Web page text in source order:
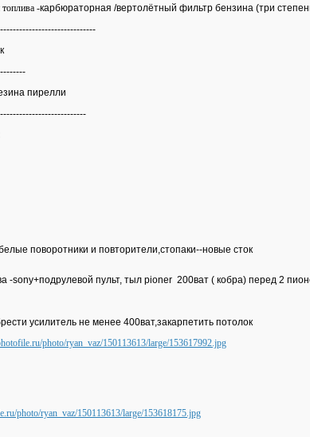
-карбюраторная /вертолётный фильтр бензина (три
пирелли
поворотники и повторители,стопаки--новые сток
-sony+подрулевой пульт, тыл pioner 200ват ( кобра) перед 2
усилитель не менее 400ват,закарпетить потолок